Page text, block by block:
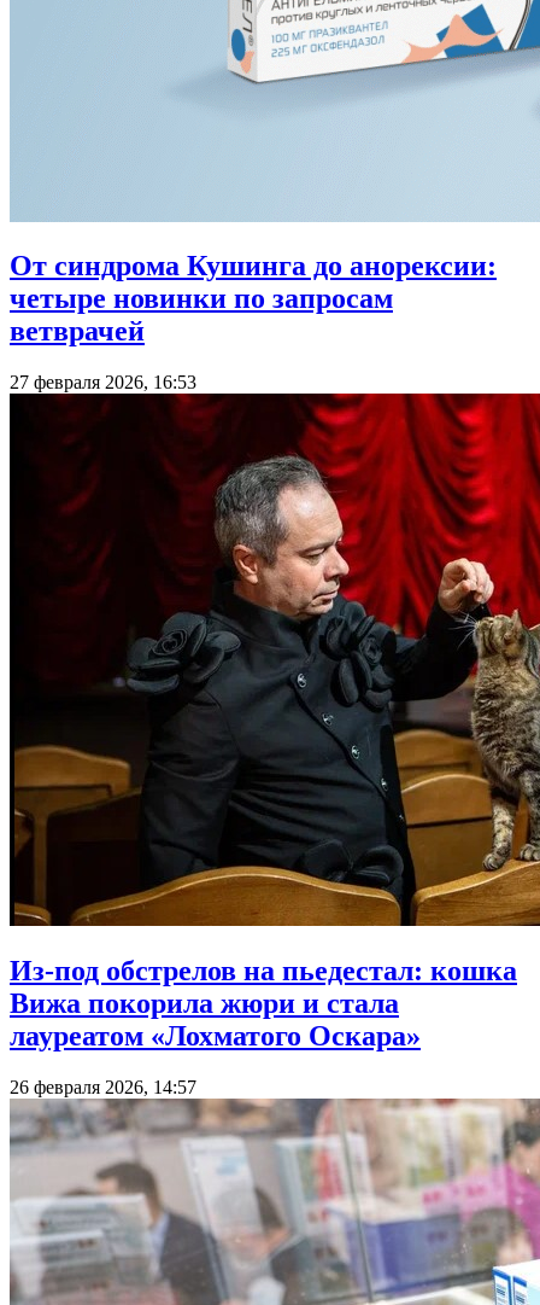
От синдрома Кушинга до анорексии:
четыре новинки по запросам
ветврачей
27 февраля 2026, 16:53
Из-под обстрелов на пьедестал: кошка
Вижа покорила жюри и стала
лауреатом «Лохматого Оскара»
26 февраля 2026, 14:57